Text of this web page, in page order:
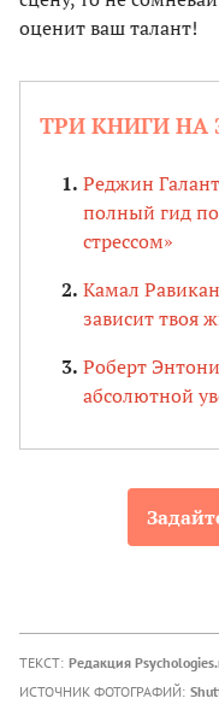
оценит ваш талант!
ТРИ КНИГИ НА
Реджин
полный гид
стрессом»
Камал
зависит твоя
Роберт
абсолютной
ТЕКСТ: Редакция
ИСТОЧНИК ФОТОГРАФИЙ: